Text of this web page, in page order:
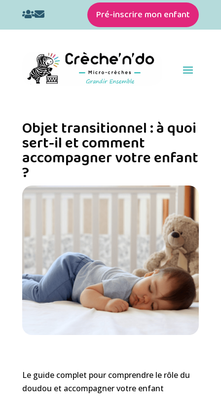
 Pré-inscrire mon enfant
Objet transitionnel : à quoi
sert-il et comment
accompagner votre enfant
?
Le guide complet pour comprendre le rôle du
doudou et accompagner votre enfant